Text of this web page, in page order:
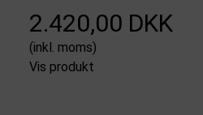
2.420,00 DKK
(inkl. moms)
Vis produkt